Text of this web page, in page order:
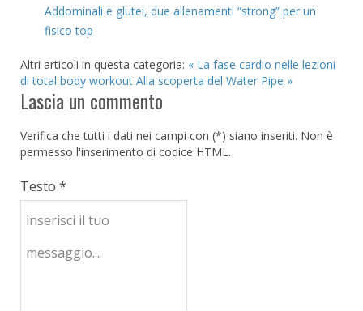
Addominali e glutei, due allenamenti “strong” per un
fisico top
Altri articoli in questa categoria: « La fase cardio nelle lezioni
di total body workout Alla scoperta del Water Pipe »
Lascia un commento
Verifica che tutti i dati nei campi con (*) siano inseriti. Non è
permesso l'inserimento di codice HTML.
Testo *